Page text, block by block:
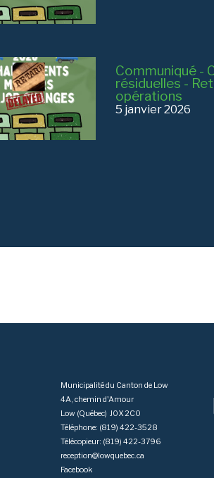
Communiqué -
résiduelles -
opérations
5 janvier 2026
Municipalité du Canton de Low
4A, chemin d'Amour
Low (Québec)J0X 2C0
Téléphone: (819) 422-3528
Télécopieur: (819) 422-3796
reception@lowquebec.ca
Facebook